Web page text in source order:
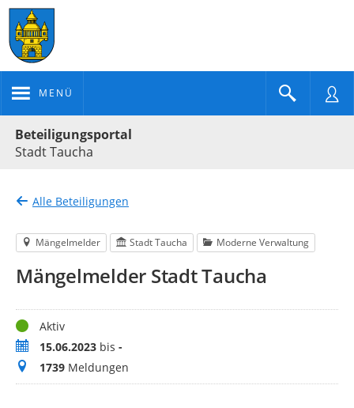
MENÜ
Beteiligungsportal
Stadt Taucha
Alle Beteiligungen
Mängelmelder Stadt Taucha Moderne Verwaltung
Mängelmelder Stadt Taucha
StatusAktiv
Zeitraum15.06.2023 bis -
Meldungen
1739 Meldungen